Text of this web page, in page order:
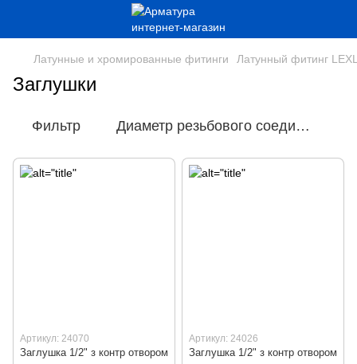
Латунные и хромированные фитинги Латунный фитинг
Заглушки
Фильтр Диаметр резьбового соединения
Артикул: 24070
Заглушка 1/2" з контр отвором
Артикул: 24026
Заглушка 1/2" з контр отвором